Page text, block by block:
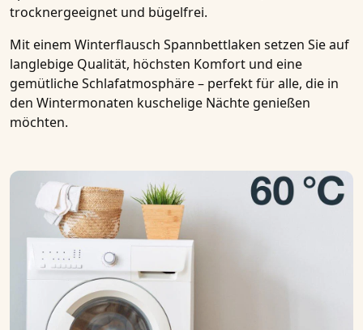
trocknergeeignet und bügelfrei.
Mit einem Winterflausch Spannbettlaken setzen Sie auf
langlebige Qualität, höchsten Komfort und eine
gemütliche Schlafatmosphäre – perfekt für alle, die in
den Wintermonaten kuschelige Nächte genießen
möchten.